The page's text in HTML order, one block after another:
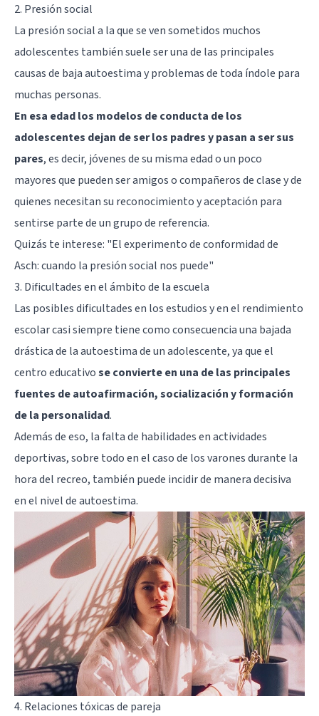
2. Presión social
La presión social a la que se ven sometidos muchos
adolescentes también suele ser una de las principales
causas de baja autoestima y problemas de toda índole para
muchas personas.
En esa edad los modelos de conducta de los
adolescentes dejan de ser los padres y pasan a ser sus
pares, es decir, jóvenes de su misma edad o un poco
mayores que pueden ser amigos o compañeros de clase y de
quienes necesitan su reconocimiento y aceptación para
sentirse parte de un grupo de referencia.
Quizás te interese: "El experimento de conformidad de
Asch: cuando la presión social nos puede"
3. Dificultades en el ámbito de la escuela
Las posibles dificultades en los estudios y en el rendimiento
escolar casi siempre tiene como consecuencia una bajada
drástica de la autoestima de un adolescente, ya que el
centro educativose convierte en una de las principales
fuentes de autoafirmación, socialización y formación
de la personalidad.
Además de eso, la falta de habilidades en actividades
deportivas, sobre todo en el caso de los varones durante la
hora del recreo, también puede incidir de manera decisiva
en el nivel de autoestima.
4. Relaciones tóxicas de pareja